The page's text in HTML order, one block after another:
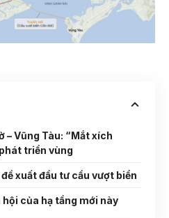
– Vũng Tàu: “Mắt xích
triển vùng
xuất đầu tư cầu vượt biển
hội của hạ tầng mới này